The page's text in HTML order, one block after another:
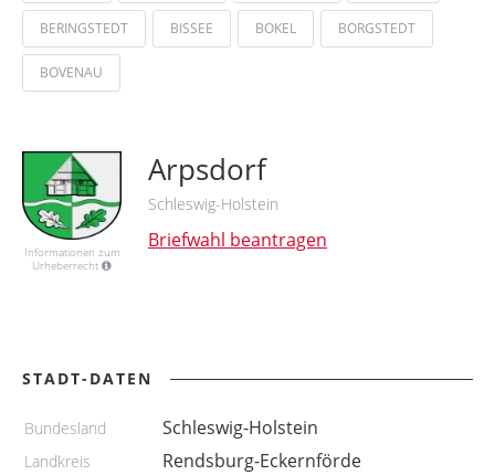
BERINGSTEDT BISSEE BOKEL BORGSTEDT
BOVENAU
Informationen zum
Urheberrecht
Arpsdorf
Schleswig-Holstein
Briefwahl beantragen
STADT-DATEN
Bundesland Schleswig-Holstein
Landkreis Rendsburg-Eckernförde